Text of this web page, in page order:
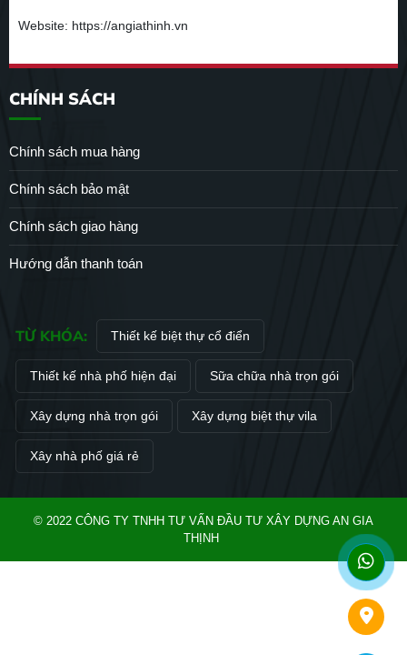
Website: https://angiathinh.vn
CHÍNH SÁCH
Chính sách mua hàng
Chính sách bảo mật
Chính sách giao hàng
Hướng dẫn thanh toán
TỪ KHÓA: Thiết kế biệt thự cổ điển
Thiết kế nhà phố hiện đại Sữa chữa nhà trọn gói
Xây dựng nhà trọn gói Xây dựng biệt thự vila
Xây nhà phố giá rẻ
© 2022 CÔNG TY TNHH TƯ VẤN ĐẦU TƯ XÂY DỰNG AN GIA
THỊNH